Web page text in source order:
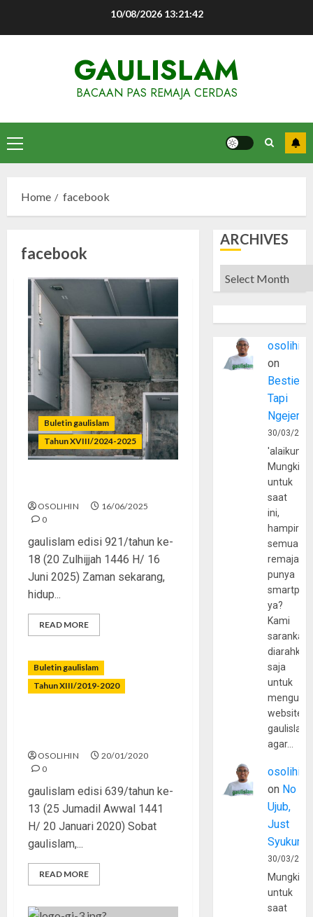
10/08/2026 13:21:42
GAULISLAM
BACAAN PAS REMAJA CERDAS
Primary
Menu
Home facebook
facebook
Buletin gaulislam
Tahun XVIII/2024-2025
OSOLIHIN
16/06/2025
0
gaulislam edisi 921/tahun ke-
18 (20 Zulhijjah 1446 H/ 16
Juni 2025) Zaman sekarang,
hidup...
READ MORE
Buletin gaulislam
Tahun XIII/2019-2020
OSOLIHIN
20/01/2020
0
gaulislam edisi 639/tahun ke-
13 (25 Jumadil Awwal 1441
H/ 20 Januari 2020) Sobat
gaulislam,...
READ MORE
ARCHIVES
Archives
osolihin
on
Bestie
Tapi
30/03/
Mungkin
untuk
saat
ini,
hampir
semua
remaja
punya
ya?
Kami
sarankan,
diarahkan
saja
untuk
website
agar…
osolihin
on No
Ujub,
Just
Syukur
30/03/
Mungkin
untuk
saat